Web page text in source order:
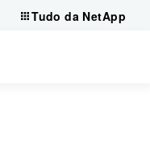
Tudo da NetApp